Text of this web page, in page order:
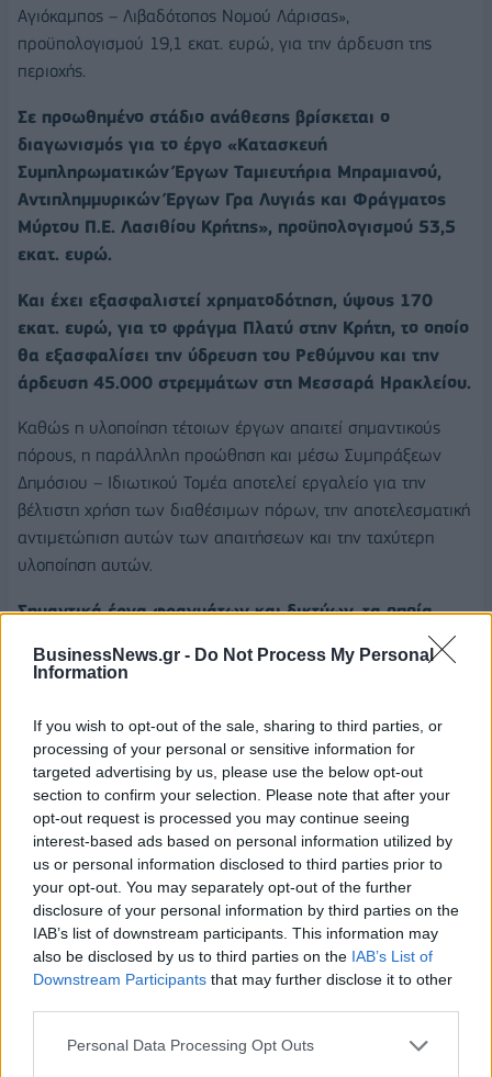
BusinessNews.gr - Do Not Process My Personal
Information
If you wish to opt-out of the sale, sharing to third parties, or
processing of your personal or sensitive information for
targeted advertising by us, please use the below opt-out
section to confirm your selection. Please note that after your
opt-out request is processed you may continue seeing
interest-based ads based on personal information utilized by
us or personal information disclosed to third parties prior to
your opt-out. You may separately opt-out of the further
disclosure of your personal information by third parties on the
IAB’s list of downstream participants. This information may
also be disclosed by us to third parties on the IAB’s List of
Downstream Participants that may further disclose it to other
Personal Data Processing Opt Outs
Αγιόκαμπος – Λιβαδότοπος Νομού Λάρισας»,
προϋπολογισμού 19,1 εκατ. ευρώ, για την άρδευση της
περιοχής.
Σε προωθημένο στάδιο ανάθεσης βρίσκεται ο
διαγωνισμός για το έργο «Κατασκευή
Συμπληρωματικών Έργων Ταμιευτήρια Μπραμιανού,
Αντιπλημμυρικών Έργων Γρα Λυγιάς και Φράγματος
Μύρτου Π.Ε. Λασιθίου Κρήτης», προϋπολογισμού 53,5
εκατ. ευρώ.
Και έχει εξασφαλιστεί χρηματοδότηση, ύψους 170
εκατ. ευρώ, για το φράγμα Πλατύ στην Κρήτη, το οποίο
θα εξασφαλίσει την ύδρευση του Ρεθύμνου και την
άρδευση 45.000 στρεμμάτων στη Μεσσαρά Ηρακλείου.
Καθώς η υλοποίηση τέτοιων έργων απαιτεί σημαντικούς
πόρους, η παράλληλη προώθηση και μέσω Συμπράξεων
Δημόσιου – Ιδιωτικού Τομέα αποτελεί εργαλείο για την
βέλτιστη χρήση των διαθέσιμων πόρων, την αποτελεσματική
αντιμετώπιση αυτών των απαιτήσεων και την ταχύτερη
υλοποίηση αυτών.
Σημαντικά έργα φραγμάτων και δικτύων, τα οποία
· Το Φράγμα του Ενιπέα και δίκτυα διανομής νερού
· Η αξιοποίηση υδατικού δυναμικού του Ταυρωνίτη ποταμού
στα Χανιά.
· Φράγματα για Ύδρευση στην Κέρκυρα.
· Το Φράγμα Αλμωπαίου για άρδευση στην Πέλλα.
Γενικώς, την περίοδο αυτή, το Υπουργείο Υποδομών και
Μεταφορών έχει υπό κατασκευή 18 φράγματα, με
προϋπολογισμό 329 εκατ. ευρώ.
14 φράγματα, με προϋπολογισμό 626 εκατ. ευρώ.